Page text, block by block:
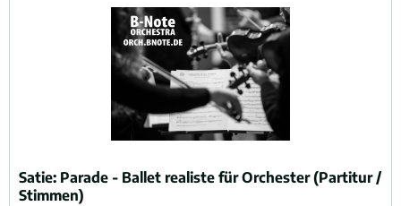
Satie: Parade - Ballet realiste für Orchester (Partitur /
Stimmen)